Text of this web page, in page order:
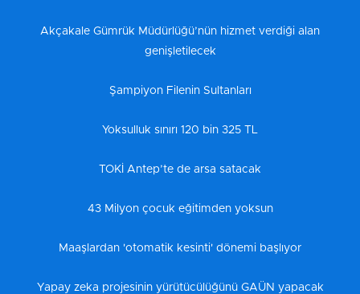
Akçakale Gümrük Müdürlüğü’nün hizmet verdiği alan
genişletilecek
Şampiyon Filenin Sultanları
Yoksulluk sınırı 120 bin 325 TL
TOKİ Antep’te de arsa satacak
43 Milyon çocuk eğitimden yoksun
Maaşlardan 'otomatik kesinti' dönemi başlıyor
Yapay zeka projesinin yürütücülüğünü GAÜN yapacak